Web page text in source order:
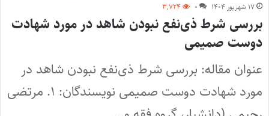
۱۷ شهریور ۱۴۰۴ ۰ ۳,۷۲۴
بررسی شرط ذی‌نفع نبودن شاهد در مورد شهادت
دوست صمیمی
عنوان مقاله:‌ بررسی شرط ذی‌نفع نبودن شاهد در
مورد شهادت دوست صمیمی نویسندگان: ۱. مرتضی